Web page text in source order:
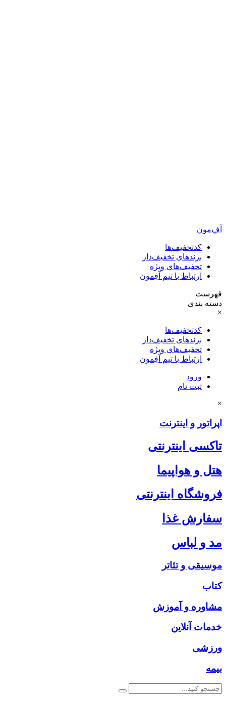
آفِ‌مون
کدتخفیف‌ها
برندهای تخفیف‌دار
تخفیف‌های ویژه
ارتباط با تیم آفِمون
فهرست
دسته بندی
×
کدتخفیف‌ها
برندهای تخفیف‌دار
تخفیف‌های ویژه
ارتباط با تیم آفِمون
ورود
ثبت نام
×
اپراتور و اینترنت
تاکسی اینترنتی
هتل و هواپیما
فروشگاه اینترنتی
سفارش غذا
مد و لباس
موسیقی و تئاتر
کتاب
مشاوره و آموزش
خدمات آنلاین
ورزشی
بیمه